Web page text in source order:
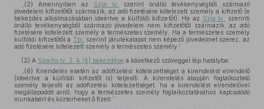
„(2) Amennyiben az
Szja tv.
szerint önálló tevékenységből származó
jövedelem kifizetőtől származik, az adó fizetésére kötelezett személy a kifizető (e
bekezdés alkalmazásában ideértve a külföldi kifizetőt). Ha az Szja tv.
szerinti
önálló tevékenységből származó jövedelem nem kifizetőtől származik, az adó
fizetésére kötelezett személy a természetes személy. Ha a természetes személy
külföldi kifizetőtől a Tbj.
szerint járulékalapot nem képező jövedelmet szerez, az
adó fizetésére kötelezett személy a természetes személy.”
(2) A Szocho tv. 3. § (6) bekezdése a következő szöveggel lép hatályba:
„(6) Kirendelés esetén az adófizetési kötelezettséget a kirendelést elrendelő
(ideértve a külföldi kifizetőt is) teljesíti. A kirendelés alapján foglalkoztató
személy teljesíti az adófizetési kötelezettséget, ha a kirendelést elrendelővel
megállapodott arról, hogy a természetes személy foglalkoztatásához kapcsolódó
munkabért és közterheket ő fizeti.”